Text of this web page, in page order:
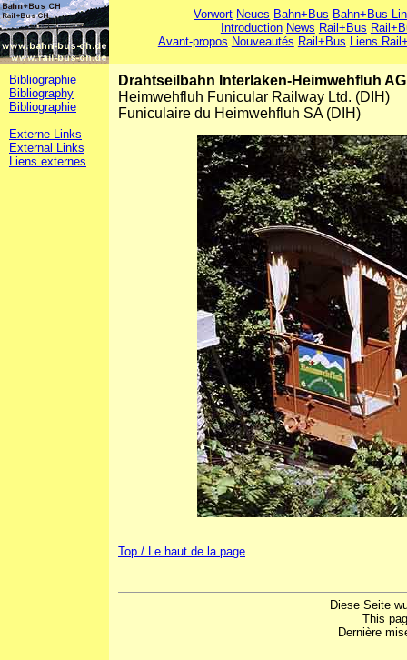
Vorwort Neues Bahn+Bus Bahn+Bus
Introduction News Rail+Bus
Avant-propos Nouveautés Rail+Bus Liens
Bibliographie
Bibliography
Bibliographie
Externe Links
External Links
Liens externes
Drahtseilbahn Interlaken-Heimwehfluh
Heimwehfluh Funicular Railway Ltd. (DIH)
Funiculaire du Heimwehfluh SA (DIH)
Top / Le haut de la page
Diese Seite
This
Dernière